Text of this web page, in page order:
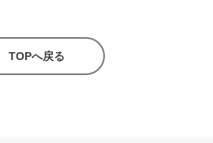
TOPへ戻る